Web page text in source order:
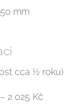
mm
cca ½ roku)
2 025 Kč